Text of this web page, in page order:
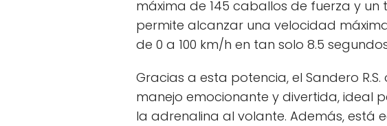
máxima de 145 caballos de fuerza y un
permite alcanzar una velocidad
de 0 a 100 km/h en tan solo 8.5
Gracias a esta potencia, el Sandero
manejo emocionante y divertida, ideal
la adrenalina al volante. Además, está